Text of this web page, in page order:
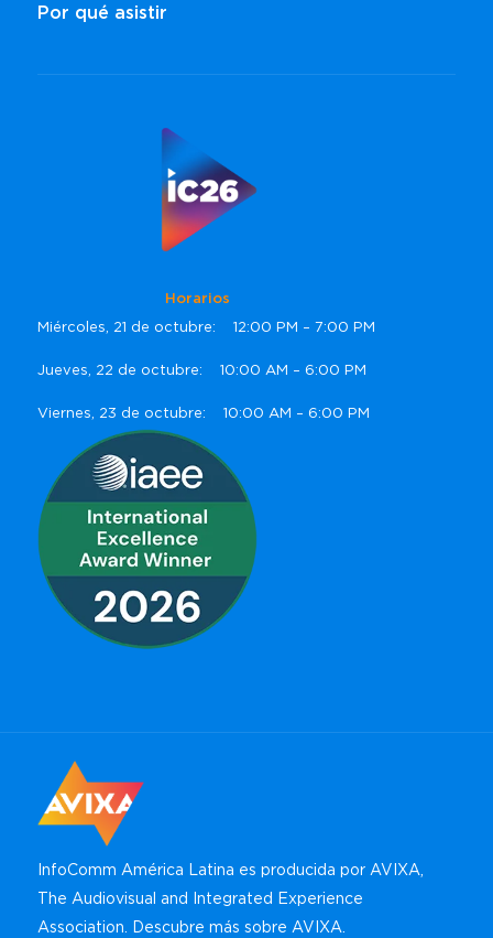
Por qué asistir
Horarios
Miércoles, 21 de octubre: 12:00 PM – 7:00 PM
Jueves, 22 de octubre: 10:00 AM – 6:00 PM
Viernes, 23 de octubre: 10:00 AM – 6:00 PM
InfoComm América Latina es producida por AVIXA,
The Audiovisual and Integrated Experience
Association. Descubre más sobre AVIXA.